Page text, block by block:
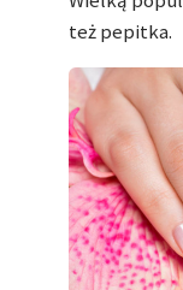
też pepitka.